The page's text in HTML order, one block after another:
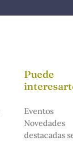
Puede
Eventos
Novedades
destacadas